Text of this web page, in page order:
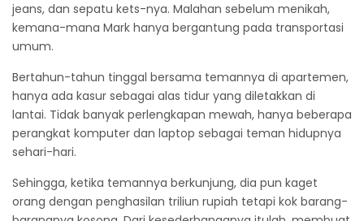
jeans, dan sepatu kets-nya. Malahan sebelum menikah,
kemana-mana Mark hanya bergantung pada transportasi
umum.
Bertahun-tahun tinggal bersama temannya di apartemen,
hanya ada kasur sebagai alas tidur yang diletakkan di
lantai. Tidak banyak perlengkapan mewah, hanya beberapa
perangkat komputer dan laptop sebagai teman hidupnya
sehari-hari.
Sehingga, ketika temannya berkunjung, dia pun kaget
orang dengan penghasilan triliun rupiah tetapi kok barang-